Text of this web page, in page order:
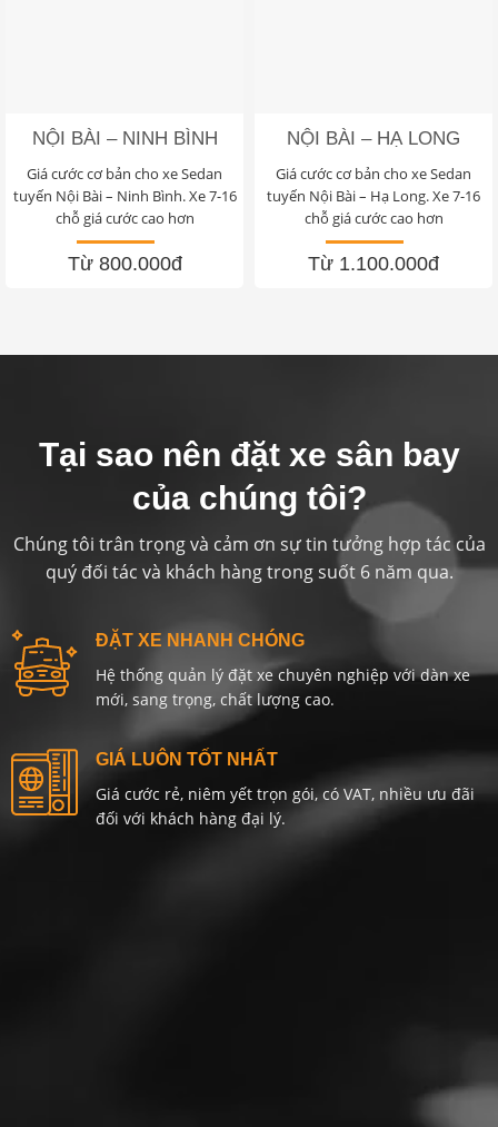
NỘI BÀI – NINH BÌNH
Giá cước cơ bản cho xe Sedan
tuyến Nội Bài – Ninh Bình. Xe 7-16
chỗ giá cước cao hơn
Từ 800.000đ
NỘI BÀI – HẠ LONG
Giá cước cơ bản cho xe Sedan
tuyến Nội Bài – Hạ Long. Xe 7-16
chỗ giá cước cao hơn
Từ 1.100.000đ
Tại sao nên đặt xe sân bay
của chúng tôi?
Chúng tôi trân trọng và cảm ơn sự tin tưởng hợp tác của
quý đối tác và khách hàng trong suốt 6 năm qua.
ĐẶT XE NHANH CHÓNG
Hệ thống quản lý đặt xe chuyên nghiệp với dàn xe
mới, sang trọng, chất lượng cao.
GIÁ LUÔN TỐT NHẤT
Giá cước rẻ, niêm yết trọn gói, có VAT, nhiều ưu đãi
đối với khách hàng đại lý.